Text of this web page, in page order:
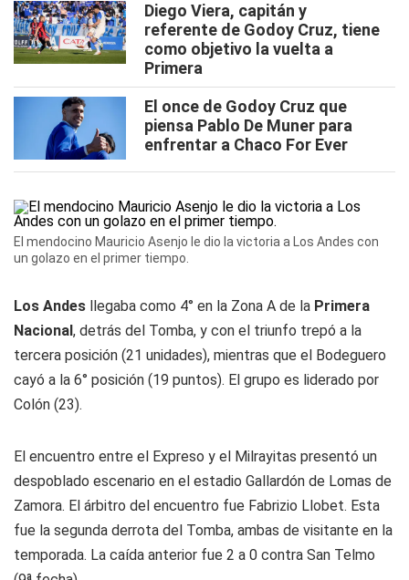
Diego Viera, capitán y
referente de Godoy Cruz, tiene
como objetivo la vuelta a
Primera
El once de Godoy Cruz que
piensa Pablo De Muner para
enfrentar a Chaco For Ever
El mendocino Mauricio Asenjo le dio la victoria a Los Andes con
un golazo en el primer tiempo.
Los Andes llegaba como 4° en la Zona A de la Primera
Nacional, detrás del Tomba, y con el triunfo trepó a la
tercera posición (21 unidades), mientras que el Bodeguero
cayó a la 6° posición (19 puntos). El grupo es liderado por
Colón (23).
El encuentro entre el Expreso y el Milrayitas presentó un
despoblado escenario en el estadio Gallardón de Lomas de
Zamora. El árbitro del encuentro fue Fabrizio Llobet. Esta
fue la segunda derrota del Tomba, ambas de visitante en la
temporada. La caída anterior fue 2 a 0 contra San Telmo